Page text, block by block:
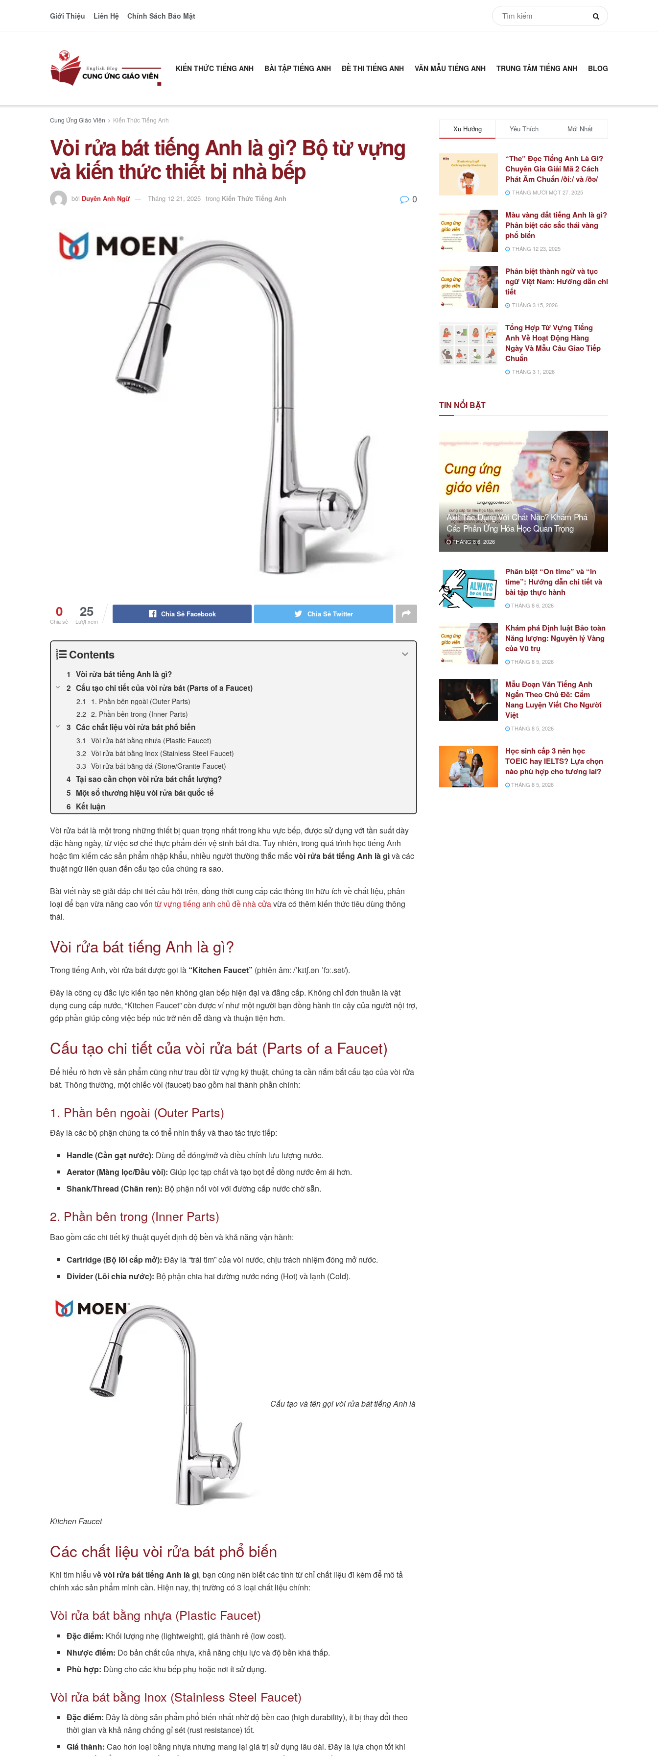
Giới Thiệu Liên Hệ Chính Sách Bảo Mật
KIẾN THỨC TIẾNG ANH BÀI TẬP TIẾNG ANH ĐỀ THI TIẾNG ANH VĂN MẪU TIẾNG ANH TRUNG TÂM TIẾNG ANH BLOG
Cung Ứng Giáo Viên Kiến Thức Tiếng Anh
Vòi rửa bát tiếng Anh là gì? Bộ từ vựng
và kiến thức thiết bị nhà bếp
bởi Duyên Anh Ngữ Tháng 12 21, 2025 trong Kiến Thức Tiếng Anh 0
0
Chia sẻ
25
Lượt xem
Chia Sẻ Facebook Chia Sẻ Twitter
Contents
Vòi rửa bát tiếng Anh là gì?
Cấu tạo chi tiết của vòi rửa bát (Parts of a Faucet)
1. Phần bên ngoài (Outer Parts)
2. Phần bên trong (Inner Parts)
Các chất liệu vòi rửa bát phổ biến
Vòi rửa bát bằng nhựa (Plastic Faucet)
Vòi rửa bát bằng Inox (Stainless Steel Faucet)
Vòi rửa bát bằng đá (Stone/Granite Faucet)
Tại sao cần chọn vòi rửa bát chất lượng?
Một số thương hiệu vòi rửa bát quốc tế
Kết luận
Vòi rửa bát là một trong những thiết bị quan trọng nhất trong khu vực bếp, được sử dụng với tần suất dày
đặc hàng ngày, từ việc sơ chế thực phẩm đến vệ sinh bát đĩa. Tuy nhiên, trong quá trình học tiếng Anh
hoặc tìm kiếm các sản phẩm nhập khẩu, nhiều người thường thắc mắcvòi rửa bát tiếng Anh là gìvà các
thuật ngữ liên quan đến cấu tạo của chúng ra sao.
Bài viết này sẽ giải đáp chi tiết câu hỏi trên, đồng thời cung cấp các thông tin hữu ích về chất liệu, phân
loại để bạn vừa nâng cao vốn từ vựng tiếng anh chủ đề nhà cửavừa có thêm kiến thức tiêu dùng thông
thái.
Vòi rửa bát tiếng Anh là gì?
Trong tiếng Anh, vòi rửa bát được gọi là “Kitchen Faucet” (phiên âm: /ˈkɪtʃ.ən ˈfɔː.sət/).
Đây là công cụ đắc lực kiến tạo nên không gian bếp hiện đại và đẳng cấp. Không chỉ đơn thuần là vật
dụng cung cấp nước, “Kitchen Faucet” còn được ví như một người bạn đồng hành tin cậy của người nội trợ,
góp phần giúp công việc bếp núc trở nên dễ dàng và thuận tiện hơn.
Cấu tạo chi tiết của vòi rửa bát (Parts of a Faucet)
Để hiểu rõ hơn về sản phẩm cũng như trau dồi từ vựng kỹ thuật, chúng ta cần nắm bắt cấu tạo của vòi rửa
bát. Thông thường, một chiếc vòi (faucet) bao gồm hai thành phần chính:
1. Phần bên ngoài (Outer Parts)
Đây là các bộ phận chúng ta có thể nhìn thấy và thao tác trực tiếp:
Handle (Cần gạt nước): Dùng để đóng/mở và điều chỉnh lưu lượng nước.
Aerator (Màng lọc/Đầu vòi): Giúp lọc tạp chất và tạo bọt để dòng nước êm ái hơn.
Shank/Thread (Chân ren): Bộ phận nối vòi với đường cấp nước chờ sẵn.
2. Phần bên trong (Inner Parts)
Bao gồm các chi tiết kỹ thuật quyết định độ bền và khả năng vận hành:
Cartridge (Bộ lõi cấp mở): Đây là “trái tim” của vòi nước, chịu trách nhiệm đóng mở nước.
Divider (Lõi chia nước): Bộ phận chia hai đường nước nóng (Hot) và lạnh (Cold).
Cấu tạo và tên gọi vòi rửa bát tiếng Anh là
Kitchen Faucet
Các chất liệu vòi rửa bát phổ biến
Khi tìm hiểu vềvòi rửa bát tiếng Anh là gì, bạn cũng nên biết các tính từ chỉ chất liệu đi kèm để mô tả
chính xác sản phẩm mình cần. Hiện nay, thị trường có 3 loại chất liệu chính:
Vòi rửa bát bằng nhựa (Plastic Faucet)
Đặc điểm: Khối lượng nhẹ (lightweight), giá thành rẻ (low cost).
Nhược điểm: Do bản chất của nhựa, khả năng chịu lực và độ bền khá thấp.
Phù hợp: Dùng cho các khu bếp phụ hoặc nơi ít sử dụng.
Vòi rửa bát bằng Inox (Stainless Steel Faucet)
Đặc điểm: Đây là dòng sản phẩm phổ biến nhất nhờ độ bền cao (high durability), ít bị thay đổi theo
thời gian và khả năng chống gỉ sét (rust resistance) tốt.
Giá thành: Cao hơn loại bằng nhựa nhưng mang lại giá trị sử dụng lâu dài. Đây là lựa chọn tốt khi
Xu Hướng Yêu Thích Mới Nhất
“The” Đọc Tiếng Anh Là Gì?
Chuyên Gia Giải Mã 2 Cách
Phát Âm Chuẩn /ðiː/ và /ðə/
THÁNG MƯỜI MỘT 27, 2025
Màu vàng đất tiếng Anh là gì?
Phân biệt các sắc thái vàng
phổ biến
THÁNG 12 23, 2025
Phân biệt thành ngữ và tục
ngữ Việt Nam: Hướng dẫn chi
tiết
THÁNG 3 15, 2026
Tổng Hợp Từ Vựng Tiếng
Anh Về Hoạt Động Hàng
Ngày Và Mẫu Câu Giao Tiếp
Chuẩn
THÁNG 3 1, 2026
TIN NỔI BẬT
Axit Tác Dụng Với Chất Nào? Khám Phá
Các Phản Ứng Hóa Học Quan Trọng
THÁNG 8 6, 2026
Phân biệt “On time” và “In
time”: Hướng dẫn chi tiết và
bài tập thực hành
THÁNG 8 6, 2026
Khám phá Định luật Bảo toàn
Năng lượng: Nguyên lý Vàng
của Vũ trụ
THÁNG 8 5, 2026
Mẫu Đoạn Văn Tiếng Anh
Ngắn Theo Chủ Đề: Cẩm
Nang Luyện Viết Cho Người
Việt
THÁNG 8 5, 2026
Học sinh cấp 3 nên học
TOEIC hay IELTS? Lựa chọn
nào phù hợp cho tương lai?
THÁNG 8 5, 2026